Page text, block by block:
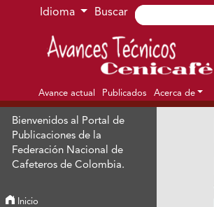
Ir al menú de navegación principal
Ir al contenido principal
Ir al pie de página del sitio
Idioma Buscar
Avance actual Publicados Acerca de
Bienvenidos al Portal de
Publicaciones de la
Federación Nacional de
Cafeteros de Colombia.
Inicio